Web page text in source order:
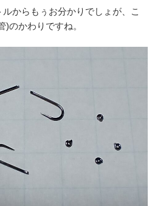
ルからもぅお分かりでしょが、こ
のかわりですね。